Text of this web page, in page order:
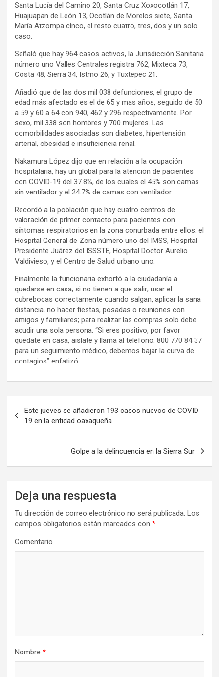
Santa Lucía del Camino 20, Santa Cruz Xoxocotlán 17,
Huajuapan de León 13, Ocotlán de Morelos siete, Santa
María Atzompa cinco, el resto cuatro, tres, dos y un solo
caso.
Señaló que hay 964 casos activos, la Jurisdicción Sanitaria
número uno Valles Centrales registra 762, Mixteca 73,
Costa 48, Sierra 34, Istmo 26, y Tuxtepec 21.
Añadió que de las dos mil 038 defunciones, el grupo de
edad más afectado es el de 65 y mas años, seguido de 50
a 59 y 60 a 64 con 940, 462 y 296 respectivamente. Por
sexo, mil 338 son hombres y 700 mujeres. Las
comorbilidades asociadas son diabetes, hipertensión
arterial, obesidad e insuficiencia renal.
Nakamura López dijo que en relación a la ocupación
hospitalaria, hay un global para la atención de pacientes
con COVID-19 del 37.8%, de los cuales el 45% son camas
sin ventilador y el 24.7% de camas con ventilador.
Recordó a la población que hay cuatro centros de
valoración de primer contacto para pacientes con
síntomas respiratorios en la zona conurbada entre ellos: el
Hospital General de Zona número uno del IMSS, Hospital
Presidente Juárez del ISSSTE, Hospital Doctor Aurelio
Valdivieso, y el Centro de Salud urbano uno.
Finalmente la funcionaria exhortó a la ciudadanía a
quedarse en casa, si no tienen a que salir; usar el
cubrebocas correctamente cuando salgan, aplicar la sana
distancia, no hacer fiestas, posadas o reuniones con
amigos y familiares; para realizar las compras solo debe
acudir una sola persona. “Si eres positivo, por favor
quédate en casa, aíslate y llama al teléfono: 800 770 84 37
para un seguimiento médico, debemos bajar la curva de
contagios” enfatizó.
de
entradas
Este jueves se añadieron 193 casos nuevos de COVID-
19 en la entidad oaxaqueña
Golpe a la delincuencia en la Sierra Sur
Deja una respuesta
Tu dirección de correo electrónico no será publicada. Los
campos obligatorios están marcados con *
Comentario
Nombre *